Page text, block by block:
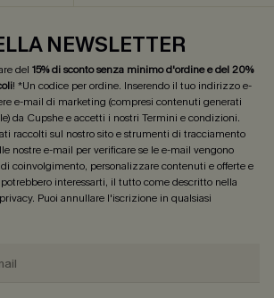
NEWSLETTER
del 15% di sconto senza minimo d'ordine e del 20%
! *Un codice per ordine. Inserendo il tuo indirizzo e-
e-mail di marketing (compresi contenuti generati
da Cupshe e accetti i nostri Termini e condizioni.
raccolti sul nostro sito e strumenti di tracciamento
nostre e-mail per verificare se le e-mail vengono
coinvolgimento, personalizzare contenuti e offerte e
interessarti, il tutto come descritto nella
. Puoi annullare l'iscrizione in qualsiasi